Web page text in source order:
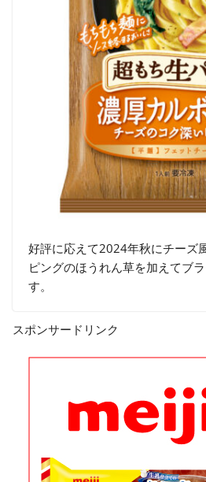
好評に応えて2024年秋にチーズ
ピングのほうれん草を加えてブ
す。
スポンサードリンク